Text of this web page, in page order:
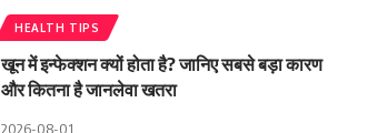
HEALTH TIPS
खून में इन्फेक्शन क्यों होता है? जानिए सबसे बड़ा कारण
और कितना है जानलेवा खतरा
2026-08-01